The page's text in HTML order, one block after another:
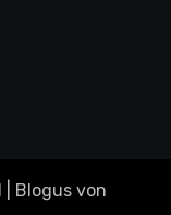
Blogus von